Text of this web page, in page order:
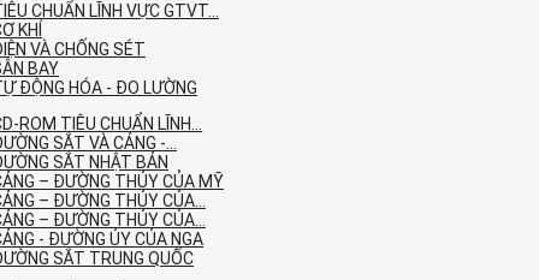
CHUẨN LĨNH VỰC GTVT...
KHÍ
VÀ CHỐNG SÉT
BAY
ĐỘNG HÓA - ĐO LƯỜNG
ROM TIÊU CHUẨN LĨNH...
SẮT VÀ CẢNG -...
SẮT NHẬT BẢN
– ĐƯỜNG THỦY CỦA MỸ
– ĐƯỜNG THỦY CỦA...
– ĐƯỜNG THỦY CỦA...
- ĐƯỜNG ỦY CỦA NGA
SẮT TRUNG QUỐC